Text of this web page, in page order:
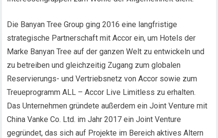
Die Banyan Tree Group ging 2016 eine langfristige
strategische Partnerschaft mit Accor ein, um Hotels der
Marke Banyan Tree auf der ganzen Welt zu entwickeln und
zu betreiben und gleichzeitig Zugang zum globalen
Reservierungs- und Vertriebsnetz von Accor sowie zum
Treueprogramm ALL – Accor Live Limitless zu erhalten.
Das Unternehmen gründete außerdem ein Joint Venture mit
China Vanke Co. Ltd. im Jahr 2017 ein Joint Venture
gegründet, das sich auf Projekte im Bereich aktives Altern